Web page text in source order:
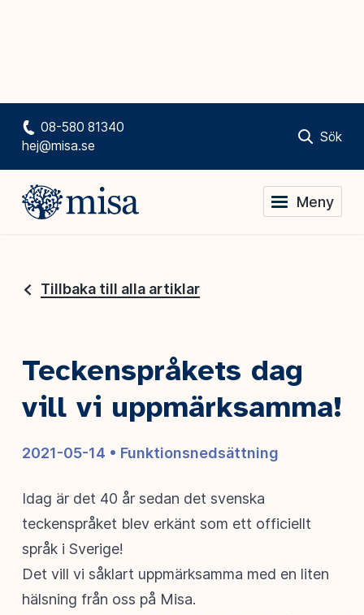
08-580 81340
hej@misa.se
Sök
Meny
Tillbaka till alla artiklar
Teckenspråkets dag
vill vi uppmärksamma!
2021-05-14 • Funktionsnedsättning
Idag är det 40 år sedan det svenska
teckenspråket blev erkänt som ett officiellt
språk i Sverige!
Det vill vi såklart uppmärksamma med en liten
hälsning från oss på Misa.